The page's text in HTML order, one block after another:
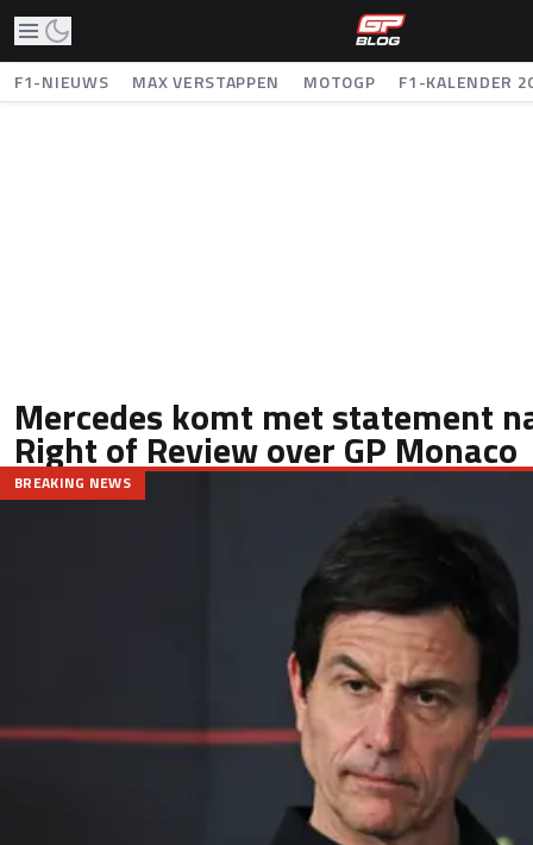
F1-NIEUWS MAX VERSTAPPEN MOTOGP F1-KALENDER
Mercedes komt met statement
Right of Review over GP Monaco
BREAKING NEWS